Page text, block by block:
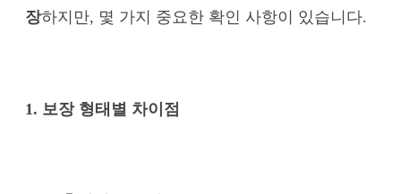
장하지만, 몇 가지 중요한 확인 사항이 있습니다.
1. 보장 형태별 차이점